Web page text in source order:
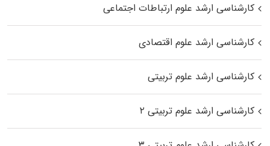
کارشناسی ارشد علوم ارتباطات اجتماعی
کارشناسی ارشد علوم اقتصادی
کارشناسی ارشد علوم تربیتی
کارشناسی ارشد علوم تربیتی ۲